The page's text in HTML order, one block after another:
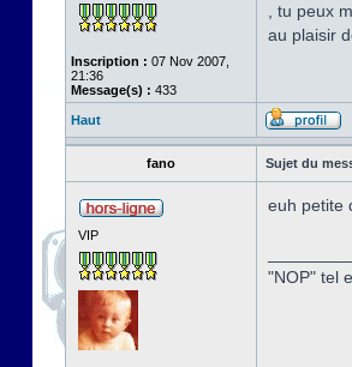
Inscription : 07 Nov 2007,
21:36
Message(s) : 433
, tu peux
au plaisir
Haut
fano Sujet du
VIP
euh petite
"NOP" tel